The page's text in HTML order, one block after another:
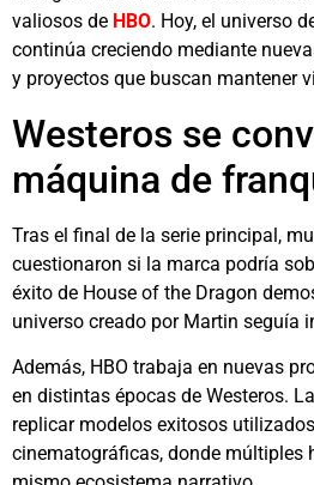
valiosos de HBO. Hoy, el universo
continúa creciendo mediante
y proyectos que buscan mantener
Westeros se
máquina de
Tras el final de la serie principal,
cuestionaron si la marca podría
éxito de House of the Dragon
universo creado por Martin seguía
Además, HBO trabaja en nuevas
en distintas épocas de Westeros.
replicar modelos exitosos
cinematográficas, donde múltiples